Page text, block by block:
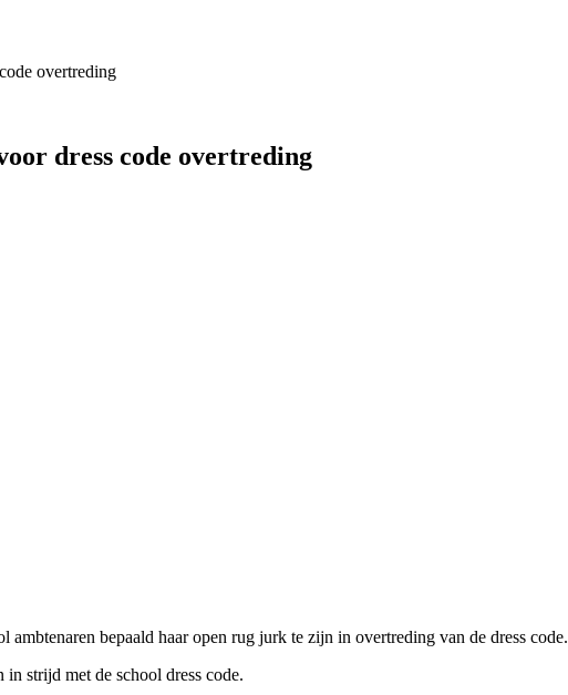
overtreding
dress code overtreding
bepaald haar open rug jurk te zijn in overtreding van de dress code.
strijd met de school dress code.